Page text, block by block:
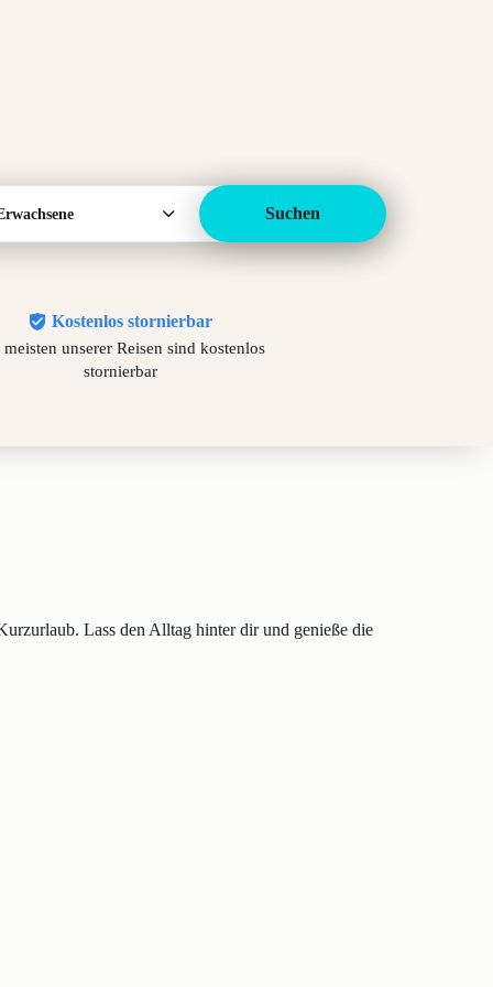
Suchen
Kostenlos stornierbar
meisten unserer Reisen sind kostenlos
stornierbar
Lass den Alltag hinter dir und genieße die